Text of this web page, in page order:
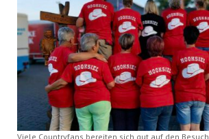
Viele Countryfans bereiten sich gut auf den Besuch